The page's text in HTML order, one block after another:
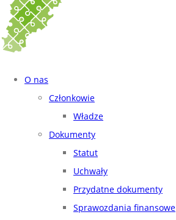
O nas
Członkowie
Władze
Dokumenty
Statut
Uchwały
Przydatne dokumenty
Sprawozdania finansowe